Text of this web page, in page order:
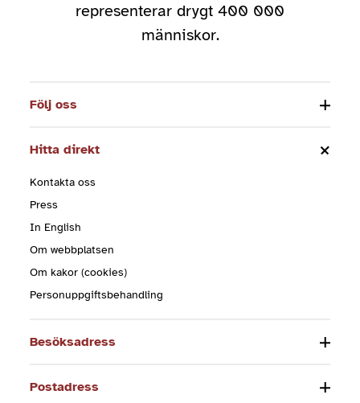
representerar drygt 400 000
människor.
Följ oss
Hitta direkt
Kontakta oss
Press
In English
Om webbplatsen
Om kakor (cookies)
Personuppgiftsbehandling
Besöksadress
Postadress